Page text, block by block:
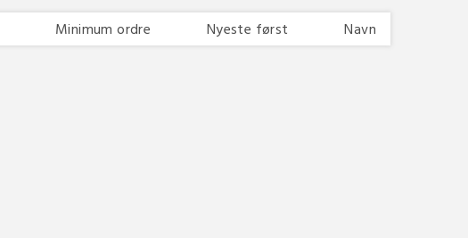
Minimum ordre Nyeste først Navn